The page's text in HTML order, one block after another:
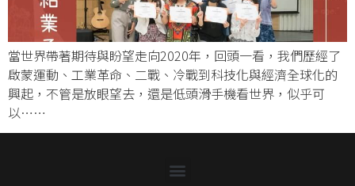
當世界帶著期待與盼望走向2020年，回頭一看，我們歷經了
啟蒙運動、工業革命、二戰、冷戰到科技化與經濟全球化的
興起，不管是放眼望去，還是低頭滑手機看世界，似乎可
以……